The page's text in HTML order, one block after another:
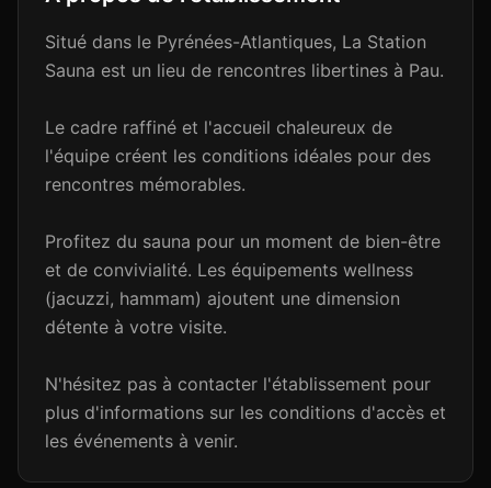
Situé dans le Pyrénées-Atlantiques, La Station
Sauna est un lieu de rencontres libertines à Pau.
Le cadre raffiné et l'accueil chaleureux de
l'équipe créent les conditions idéales pour des
rencontres mémorables.
Profitez du sauna pour un moment de bien-être
et de convivialité. Les équipements wellness
(jacuzzi, hammam) ajoutent une dimension
détente à votre visite.
N'hésitez pas à contacter l'établissement pour
plus d'informations sur les conditions d'accès et
les événements à venir.